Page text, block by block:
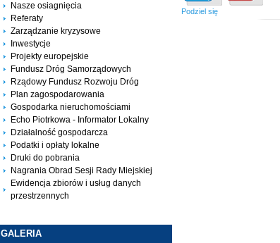
Nasze osiagnięcia
Referaty
Zarządzanie kryzysowe
Inwestycje
Projekty europejskie
Fundusz Dróg Samorządowych
Rządowy Fundusz Rozwoju Dróg
Plan zagospodarowania
Gospodarka nieruchomościami
Echo Piotrkowa - Informator Lokalny
Działalność gospodarcza
Podatki i opłaty lokalne
Druki do pobrania
Nagrania Obrad Sesji Rady Miejskiej
Ewidencja zbiorów i usług danych
przestrzennych
GALERIA
Podziel się